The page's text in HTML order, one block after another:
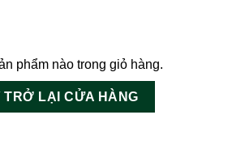
phẩm nào trong giỏ hàng.
TRỞ LẠI CỬA HÀNG